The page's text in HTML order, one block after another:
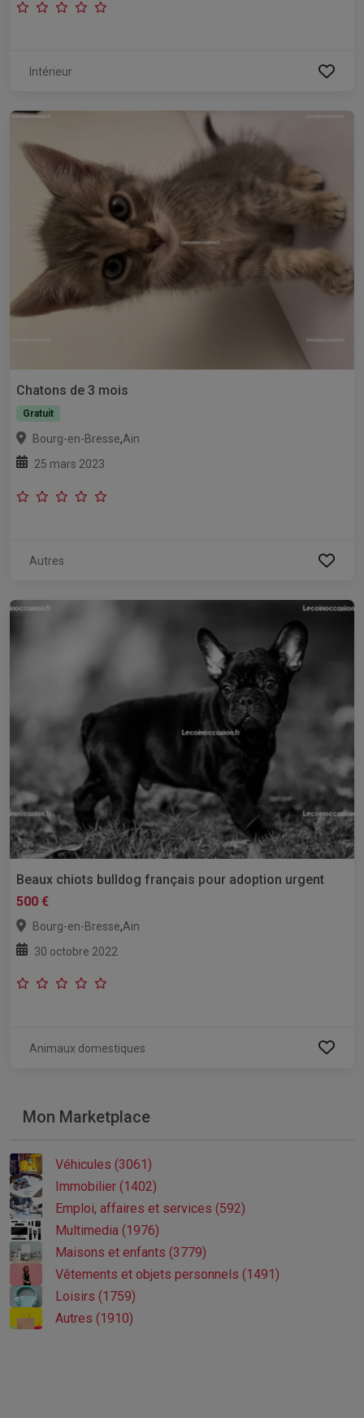
Intérieur
Chatons de 3 mois
Gratuit
Bourg-en-Bresse,Ain
25 mars 2023
Autres
Beaux chiots bulldog français pour adoption urgent
500 €
Bourg-en-Bresse,Ain
30 octobre 2022
Animaux domestiques
Mon Marketplace
Véhicules (3061)
Immobilier (1402)
Emploi, affaires et services (592)
Multimedia (1976)
Maisons et enfants (3779)
Vêtements et objets personnels (1491)
Loisirs (1759)
Autres (1910)